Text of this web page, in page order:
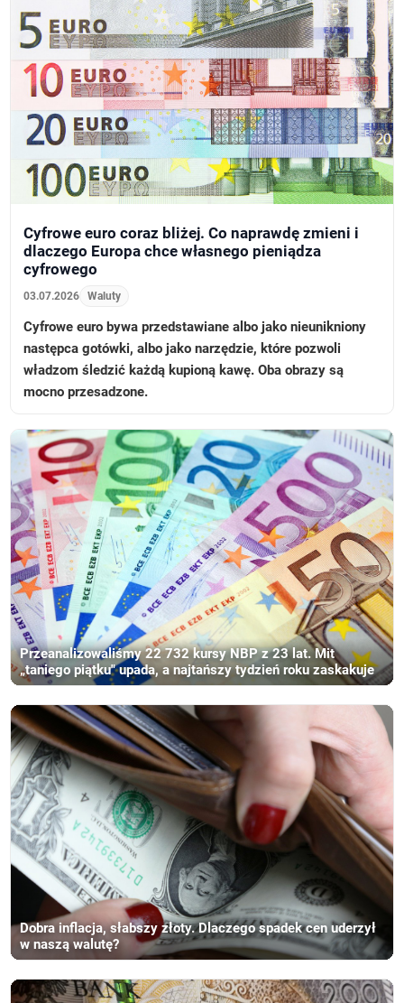
Cyfrowe euro coraz bliżej. Co naprawdę zmieni i
dlaczego Europa chce własnego pieniądza
cyfrowego
03.07.2026 Waluty
Cyfrowe euro bywa przedstawiane albo jako nieunikniony
następca gotówki, albo jako narzędzie, które pozwoli
władzom śledzić każdą kupioną kawę. Oba obrazy są
mocno przesadzone.
Przeanalizowaliśmy 22 732 kursy NBP z 23 lat. Mit
„taniego piątku" upada, a najtańszy tydzień roku zaskakuje
Dobra inflacja, słabszy złoty. Dlaczego spadek cen uderzył
w naszą walutę?